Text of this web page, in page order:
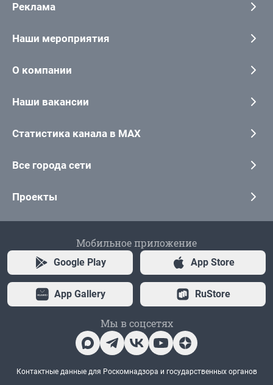
Реклама
Наши мероприятия
О компании
Наши вакансии
Статистика канала в MAX
Все города сети
Проекты
Мобильное приложение
Google Play App Store
App Gallery RuStore
Мы в соцсетях
Контактные данные для Роскомнадзора и государственных органов